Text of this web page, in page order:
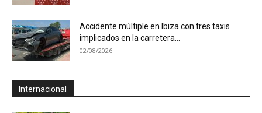
Accidente múltiple en Ibiza con tres taxis
implicados en la carretera...
02/08/2026
Internacional